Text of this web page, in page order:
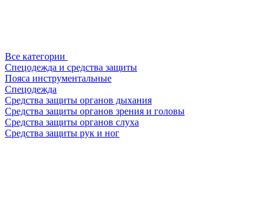
Все категории
Спецодежда и средства защиты
Пояса инструментальные
Спецодежда
Средства защиты органов дыхания
Средства защиты органов зрения и головы
Средства защиты органов слуха
Средства защиты рук и ног